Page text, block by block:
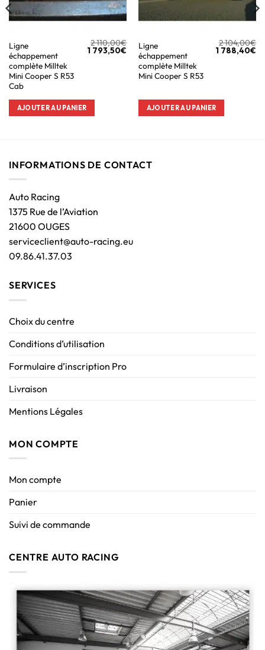
Ligne
échappement
complète Milltek
Mini Cooper S R53
Cab
2 110,00€
1 793,50€
AJOUTER AU PANIER
Ligne
échappement
complète Milltek
Mini Cooper S R53
2 104,00€
1 788,40€
AJOUTER AU PANIER
INFORMATIONS DE CONTACT
Auto Racing
1375 Rue de l’Aviation
21600 OUGES
serviceclient@auto-racing.eu
09.86.41.37.03
SERVICES
Choix du centre
Conditions d’utilisation
Formulaire d’inscription Pro
Livraison
Mentions Légales
MON COMPTE
Mon compte
Panier
Suivi de commande
CENTRE AUTO RACING